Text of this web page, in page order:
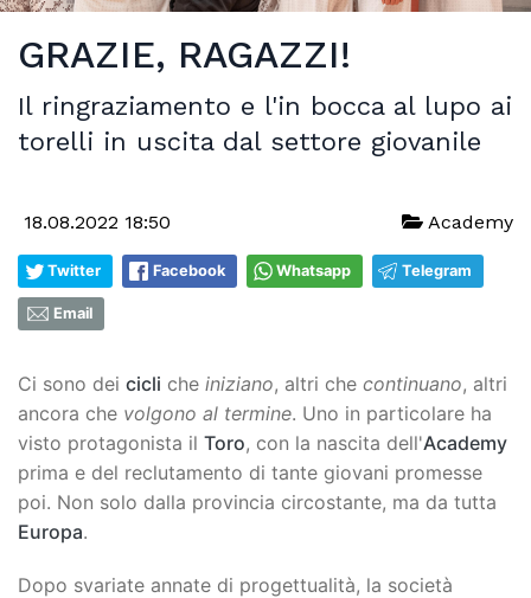
GRAZIE, RAGAZZI!
Il ringraziamento e l'in bocca al lupo ai
torelli in uscita dal settore giovanile
18.08.2022 18:50 Academy
Twitter Facebook Whatsapp Telegram
Email
Ci sono dei cicli che iniziano, altri che continuano, altri
ancora che volgono al termine. Uno in particolare ha
visto protagonista il Toro, con la nascita dell'Academy
prima e del reclutamento di tante giovani promesse
poi. Non solo dalla provincia circostante, ma da tutta
Europa.
Dopo svariate annate di progettualità, la società